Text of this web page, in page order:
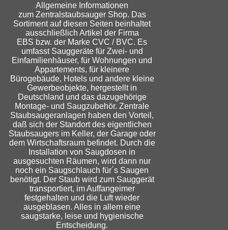
Allgemeine Informationen
zum Zentralstaubsauger Shop. Das
Sortiment auf diesen Seiten beinhaltet
ausschließlich Artikel der Firma
EBS bzw. der Marke CVC / BVC. Es
umfasst Sauggeräte für Zwei- und
Einfamilienhäuser, für Wohnungen und
Appartements, für kleinere
Bürogebäude, Hotels und andere kleine
Gewerbeobjekte, hergestellt in
Deutschland und das dazugehörige
Montage- und Saugzubehör. Zentrale
Staubsaugeranlagen haben den Vorteil,
daß sich der Standort des eigentlichen
Staubsaugers im Keller, der Garage oder
dem Wirtschaftsraum befindet. Durch die
Installation von Saugdosen in
ausgesuchten Räumen, wird dann nur
noch ein Saugschlauch für´s Saugen
benötigt. Der Staub wird zum Sauggerät
transportiert, im Auffangeimer
festgehalten und die Luft wieder
ausgeblasen. Alles in allem eine
saugstarke, leise und hygienische
Entscheidung.